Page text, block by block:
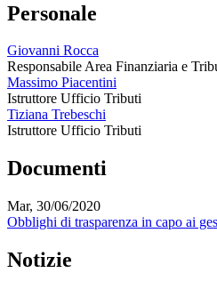
Personale
Giovanni Rocca
Responsabile Area Finanziaria e
Massimo Piacentini
Istruttore Ufficio Tributi
Tiziana Trebeschi
Istruttore Ufficio Tributi
Documenti
Mar, 30/06/2020
Obblighi di trasparenza in capo ai
Notizie